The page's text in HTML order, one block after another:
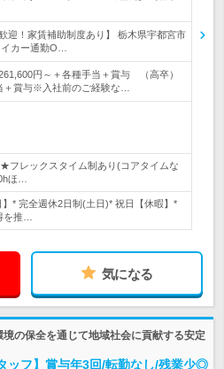
迎！家賃補助制度あり】 栃木県宇都宮市
カー通勤O…
円～＋各種手当＋賞与 （高卒）
＋賞与※入社前のご経験な…
フレックスタイム制あり(コアタイムな
ほ…
* 完全週休2日制(土日)* 祝日【休暇】*
を推…
気になる
の保全を通じて地域社会に貢献する安定
ッフ】賞与年3回/転勤なし/残業少◎